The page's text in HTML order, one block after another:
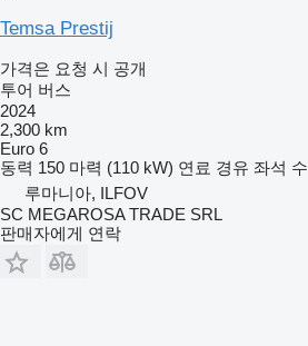
Temsa Prestij
가격은 요청 시 공개
투어 버스
2024
2,300 km
Euro 6
동력 150 마력 (110 kW) 연료 경유 좌석 수
루마니아, ILFOV
SC MEGAROSA TRADE SRL
판매자에게 연락